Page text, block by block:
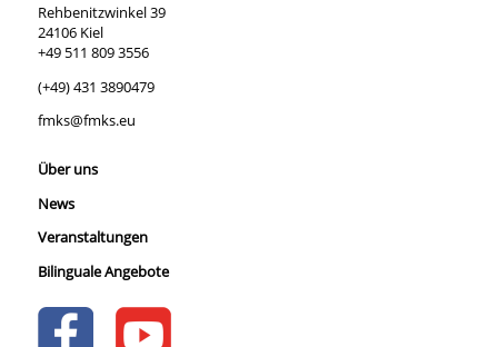
Rehbenitzwinkel 39
24106 Kiel
+49 511 809 3556
(+49) 431 3890479
fmks@fmks.eu
Über uns
News
Veranstaltungen
Bilinguale Angebote